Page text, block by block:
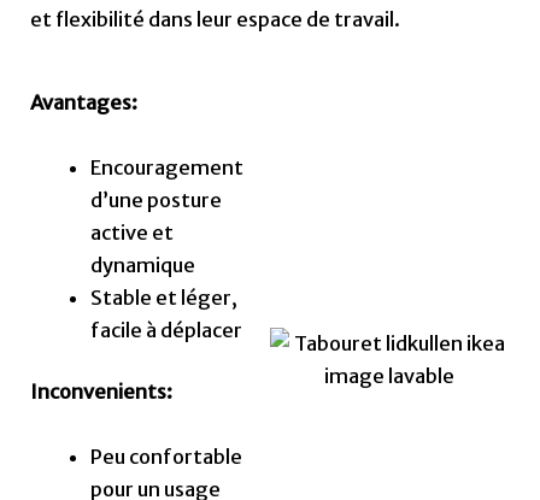
et flexibilité dans leur espace de travail.
Avantages:
Encouragement
d’une posture
active et
dynamique
Stable et léger,
facile à déplacer
Inconvenients:
Peu confortable
pour un usage